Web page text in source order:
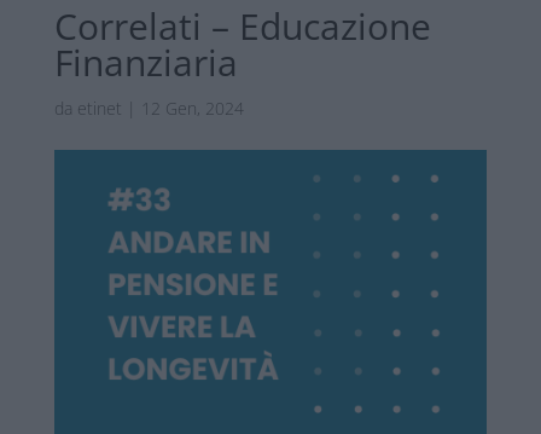
Correlati – Educazione
Finanziaria
da etinet 12 Gen, 2024